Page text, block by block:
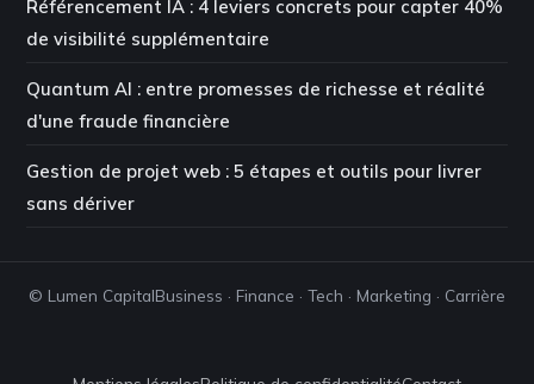
Référencement IA : 4 leviers concrets pour capter 40%
de visibilité supplémentaire
Quantum AI : entre promesses de richesse et réalité
d'une fraude financière
Gestion de projet web : 5 étapes et outils pour livrer
sans dériver
© Lumen CapitalBusiness · Finance · Tech · Marketing · Carrière